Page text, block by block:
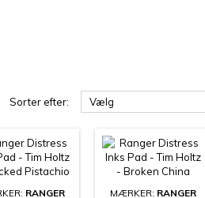
Sorter efter: Vælg
RANGER MÆRKER: RANGER